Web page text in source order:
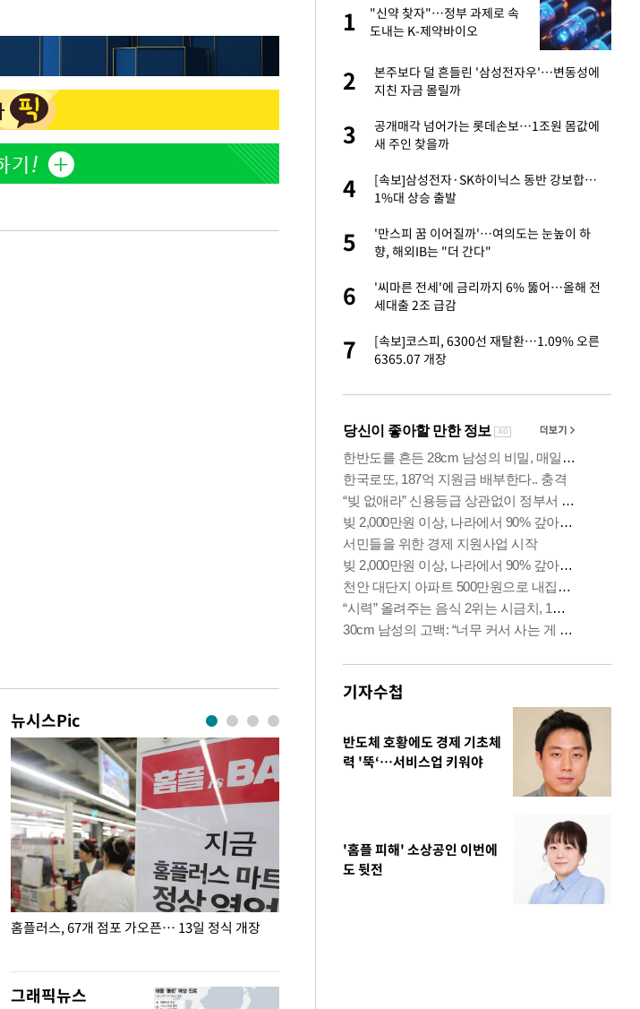
뉴시스Pic
홈플러스, 67개 점포 가오픈… 13일 정식 개장
그래픽뉴스
2 전현무 "전 연인 집착에 친구들과 연락 끊어"
3
"여군 지원 막힌 UDT 훈련 직접 해봤습니
다"…707 출신 女유튜버 '완벽 소화'
4
박찬민 딸 박민하, 배우·국가대표 병행하더
5
"신약 찾자"…정부 과제로 속도내는 K-제약
1
"신약 찾자"…정부 과제로 속
도내는 K-제약바이오
2
본주보다 덜 흔들린 '삼성전자우'…변동성에
지친 자금 몰릴까
3
공개매각 넘어가는 롯데손보…1조원 몸값에
새 주인 찾을까
4
[속보]삼성전자·SK하이닉스 동반 강보합…
1%대 상승 출발
5
'만스피 꿈 이어질까'…여의도는 눈높이 하
향, 해외IB는 "더 간다"
6
'씨마른 전세'에 금리까지 6% 뚫어…올해 전
세대출 2조 급감
7
[속보]코스피, 6300선 재탈환…1.09% 오른
6365.07 개장
기자수첩
반도체 호황에도 경제 기초체
력 '뚝‘…서비스업 키워야
'홈플 피해' 소상공인 이번에
도 뒷전